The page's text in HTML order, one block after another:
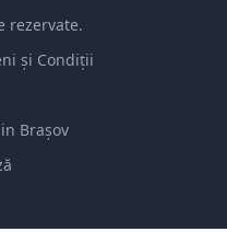
rezervate.
și Condiții
Brașov